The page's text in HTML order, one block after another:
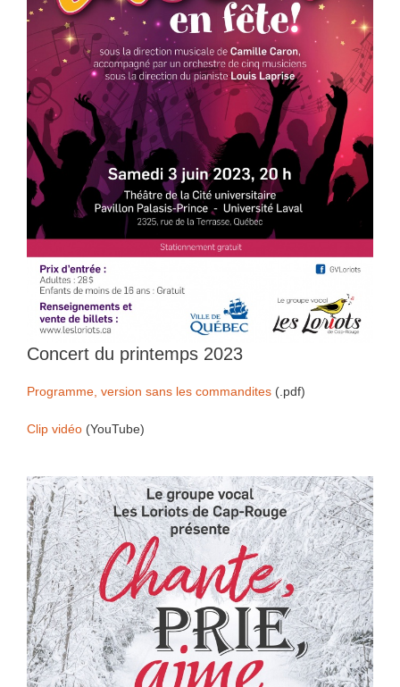
Concert du printemps 2023
Programme, version sans les commandites (.pdf)
Clip vidéo (YouTube)